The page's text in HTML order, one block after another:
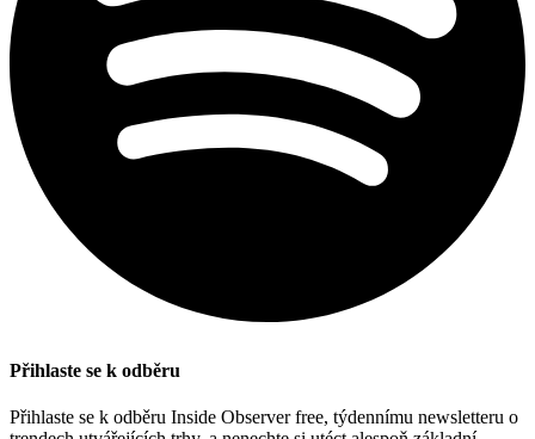
Přihlaste se k odběru
Přihlaste se k odběru Inside Observer free, týdennímu newsletteru o